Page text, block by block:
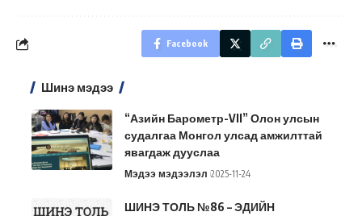
Facebook
Шинэ мэдээ
“Азийн Барометр-VII” Олон улсын
судалгаа Монгол улсад амжилттай
явагдаж дууслаа
Мэдээ мэдээлэл 2025-11-24
ШИНЭ ТОЛЬ №86 – ЭДИЙН